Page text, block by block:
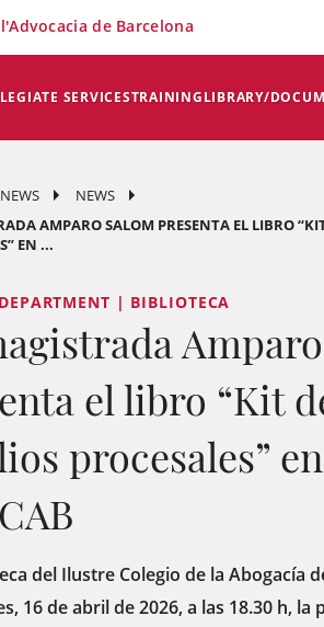
SERVICESTRAININGLIBRARY/
de Barcelona
NEWS
NEWS
AMPARO SALOM PRESENTA EL LIBRO
EN ...
| BIBLIOTECA
el libro “Kit
procesales”
del Ilustre Colegio de la Abogacía
16 de abril de 2026, a las 18.30 h,